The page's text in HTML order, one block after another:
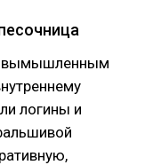
вымышленным
логины и